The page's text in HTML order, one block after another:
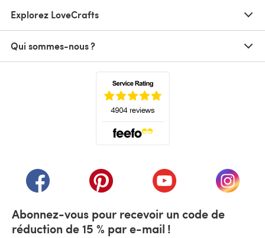
Explorez LoveCrafts
Qui sommes-nous ?
(s'ouvre dans un nouvel onglet)
(s'ouvre dans un nouvel onglet)
(s'ouvre dans un(s'ouvre
Abonnez-vous pour recevoir un code de
réduction de 15 % par e-mail !